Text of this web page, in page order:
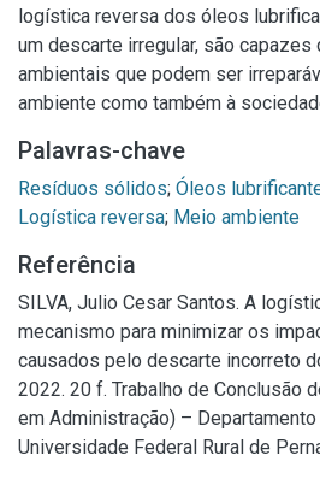
logística reversa dos óleos
um descarte irregular, são capazes
ambientais que podem ser
ambiente como também à
Palavras-chave
Resíduos sólidos; Óleos
Logística reversa; Meio ambiente
Referência
SILVA, Julio Cesar Santos. A
mecanismo para minimizar os
causados pelo descarte incorreto
2022. 20 f. Trabalho de Conclusão
em Administração) –
Universidade Federal Rural de